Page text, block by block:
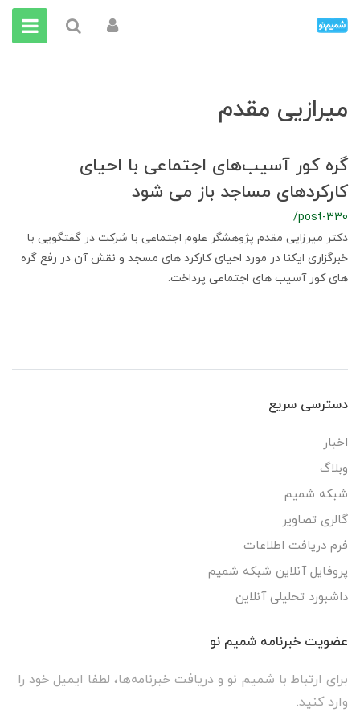
میرازیی مقدم
گره کور آسیب‌های اجتماعی با احیای
کارکردهای مساجد باز می شود
/post-330
دکتر میرزایی مقدم پژوهشگر علوم اجتماعی با شرکت در گفتگویی با
خبرگزاری ایکنا در مورد احیای کارکرد های مسجد و نقش آن در رفع گره
های کور آسیب های اجتماعی پرداخت.
دسترسی سریع
اخبار
وبلاگ
شبکه شمیم
گالری تصاویر
فرم دریافت اطلاعات
پروفایل آنلاین شبکه شمیم
داشبورد تحلیلی آنلاین
عضویت خبرنامه شمیم نو
برای ارتباط با شمیم نو و دریافت خبرنامه‌ها، لطفا ایمیل خود را
وارد کنید.